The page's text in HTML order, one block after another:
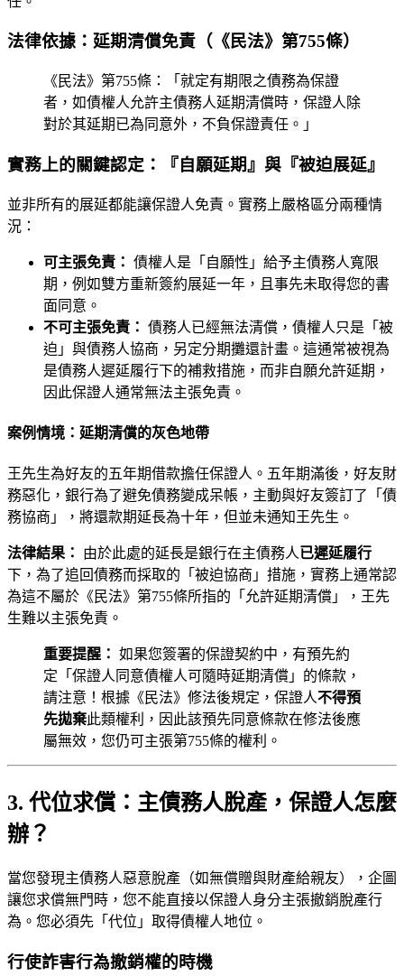
法律依據：延期清償免責（《民法》第755條）
《民法》第755條：「就定有期限之債務為保證
者，如債權人允許主債務人延期清償時，保證人除
對於其延期已為同意外，不負保證責任。」
實務上的關鍵認定：『自願延期』與『被迫展延』
並非所有的展延都能讓保證人免責。實務上嚴格區分兩種情
況：
可主張免責： 債權人是「自願性」給予主債務人寬限
期，例如雙方重新簽約展延一年，且事先未取得您的書
面同意。
不可主張免責： 債務人已經無法清償，債權人只是「被
迫」與債務人協商，另定分期攤還計畫。這通常被視為
是債務人遲延履行下的補救措施，而非自願允許延期，
因此保證人通常無法主張免責。
案例情境：延期清償的灰色地帶
王先生為好友的五年期借款擔任保證人。五年期滿後，好友財
務惡化，銀行為了避免債務變成呆帳，主動與好友簽訂了「債
務協商」，將還款期延長為十年，但並未通知王先生。
法律結果： 由於此處的延長是銀行在主債務人已遲延履行
下，為了追回債務而採取的「被迫協商」措施，實務上通常認
為這不屬於《民法》第755條所指的「允許延期清償」，王先
生難以主張免責。
重要提醒： 如果您簽署的保證契約中，有預先約
定「保證人同意債權人可隨時延期清償」的條款，
請注意！根據《民法》修法後規定，保證人不得預
先拋棄此類權利，因此該預先同意條款在修法後應
屬無效，您仍可主張第755條的權利。
3. 代位求償：主債務人脫產，保證人怎麼
辦？
當您發現主債務人惡意脫產（如無償贈與財產給親友），企圖
讓您求償無門時，您不能直接以保證人身分主張撤銷脫產行
為。您必須先「代位」取得債權人地位。
行使詐害行為撤銷權的時機